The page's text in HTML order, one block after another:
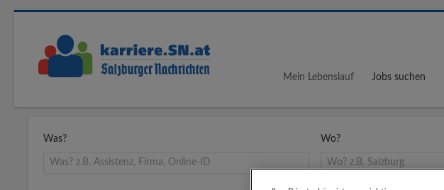
Mein Lebenslauf Jobs suchen
Was? Wo?